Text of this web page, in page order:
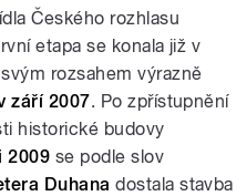
Českého rozhlasu
etapa se konala již v
rozsahem výrazně
září 2007. Po zpřístupnění
historické budovy
2009 se podle slov
Duhana dostala stavba